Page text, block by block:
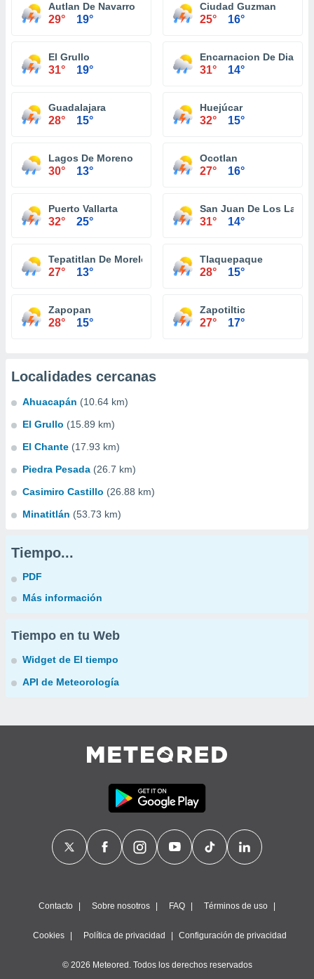
Autlan De Navarro
29° 19°
Ciudad Guzman
25° 16°
El Grullo
31° 19°
Encarnacion De Diaz
31° 14°
Guadalajara
28° 15°
Huejúcar
32° 15°
Lagos De Moreno
30° 13°
Ocotlan
27° 16°
Puerto Vallarta
32° 25°
San Juan De Los Lagos
31° 14°
Tepatitlan De Morelos
27° 13°
Tlaquepaque
28° 15°
Zapopan
28° 15°
Zapotiltic
27° 17°
Localidades cercanas
Ahuacapán (10.64 km)
El Grullo (15.89 km)
El Chante (17.93 km)
Piedra Pesada (26.7 km)
Casimiro Castillo (26.88 km)
Minatitlán (53.73 km)
Tiempo...
PDF
Más información
Tiempo en tu Web
Widget de El tiempo
API de Meteorología
Contacto Sobre nosotros FAQ Términos de uso
Cookies Política de privacidad Configuración de privacidad
© 2026 Meteored. Todos los derechos reservados